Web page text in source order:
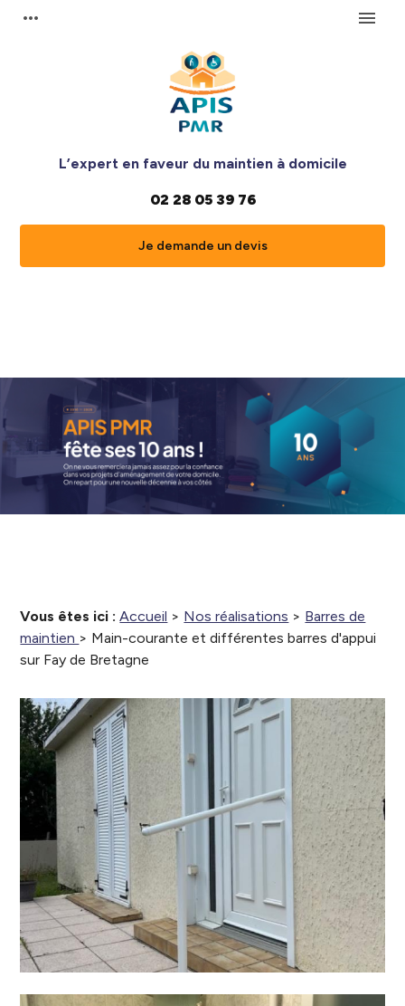
more_horiz menu
L’expert en faveur du maintien à domicile
02 28 05 39 76
Je demande un devis
Vous êtes ici :Accueil > Nos réalisations > Barres de
maintien > Main-courante et différentes barres d'appui
sur Fay de Bretagne